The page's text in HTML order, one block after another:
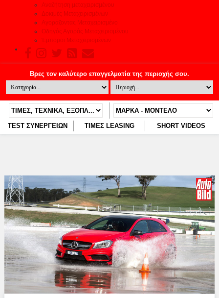
Αναζήτηση μεταχειρισμένου
Δοκιμές Μεταχειρισμένων
Αγοράζοντας Μεταχειρισμένο
Οδηγός Αγοράς Μεταχειρισμένου
Έμποροι Μεταχειρισμένων
TEST ΣΥΝΕΡΓΕΙΩΝ ΤΙΜΕΣ LEASING SHORT VIDEOS